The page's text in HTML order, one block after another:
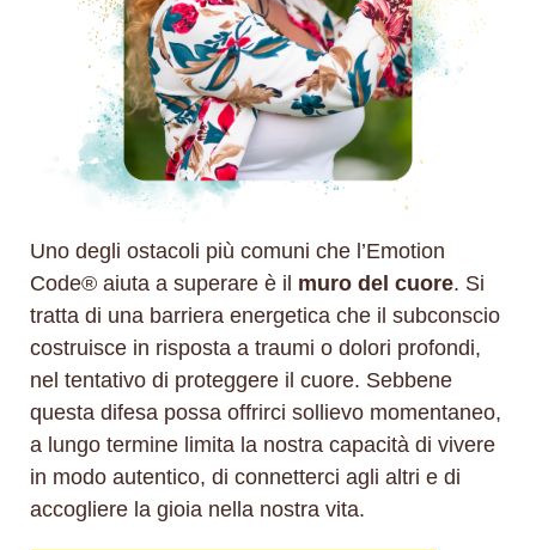
Uno degli ostacoli più comuni che l’Emotion
Code® aiuta a superare è il muro del cuore. Si
tratta di una barriera energetica che il subconscio
costruisce in risposta a traumi o dolori profondi,
nel tentativo di proteggere il cuore. Sebbene
questa difesa possa offrirci sollievo momentaneo,
a lungo termine limita la nostra capacità di vivere
in modo autentico, di connetterci agli altri e di
accogliere la gioia nella nostra vita.